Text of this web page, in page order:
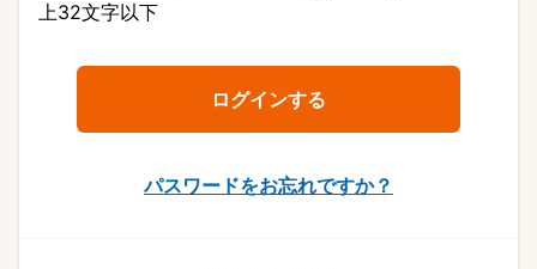
上32文字以下
パスワードをお忘れですか？